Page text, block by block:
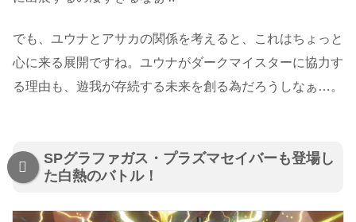
でも、ユウナとアサカの関係を考えると、これはちょっと
心に来る展開ですね。ユウナがダークマイスターに協力す
る理由も、遊我が存続する未来を創る為だろうしなぁ…。
SPグラファガス・プラズマセイバーも登場し
た白熱のバトル！